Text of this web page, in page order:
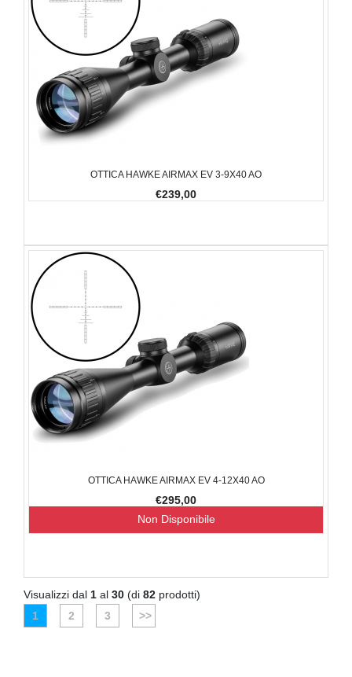
OTTICA HAWKE AIRMAX EV 3-9X40 AO
€239,00
OTTICA HAWKE AIRMAX EV 4-12X40 AO
€295,00
Non Disponibile
Visualizzi dal 1 al 30 (di 82 prodotti)
1
2 3 >>